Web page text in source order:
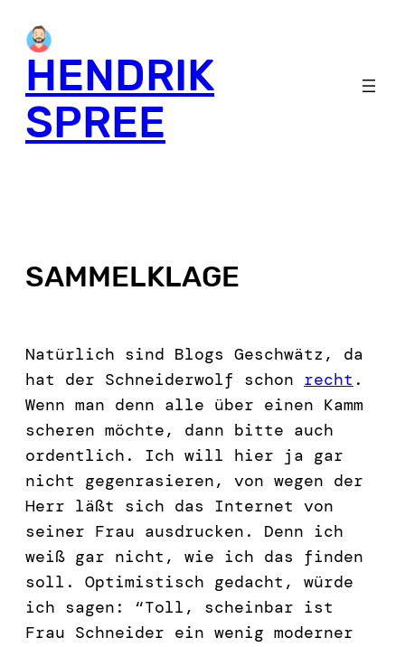
HENDRIK
SPREE
SAMMELKLAGE
Natürlich sind Blogs Geschwätz, da
hat der Schneiderwolf schon recht .
Wenn man denn alle über einen Kamm
scheren möchte, dann bitte auch
ordentlich. Ich will hier ja gar
nicht gegenrasieren, von wegen der
Herr läßt sich das Internet von
seiner Frau ausdrucken. Denn ich
weiß gar nicht, wie ich das finden
soll. Optimistisch gedacht, würde
ich sagen: “Toll, scheinbar ist
Frau Schneider ein wenig moderner